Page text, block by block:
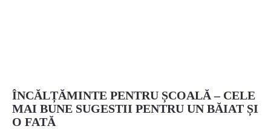
ÎNCĂLȚĂMINTE PENTRU ȘCOALĂ – CELE
MAI BUNE SUGESTII PENTRU UN BĂIAT ȘI
O FATĂ